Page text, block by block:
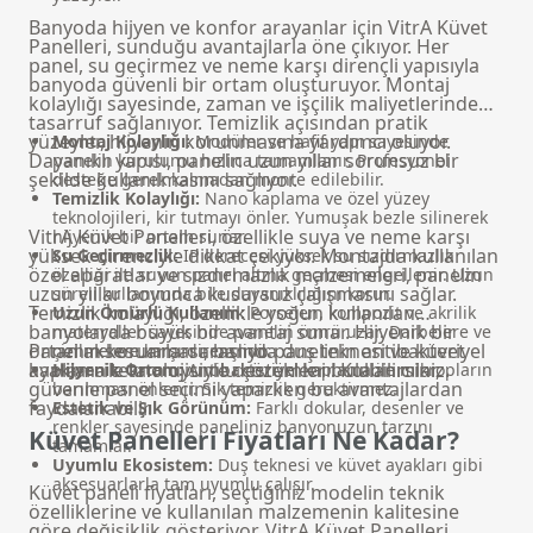
Banyoda hijyen ve konfor arayanlar için VitrA Küvet
Panelleri, sunduğu avantajlarla öne çıkıyor. Her
panel, su geçirmez ve neme karşı dirençli yapısıyla
banyoda güvenli bir ortam oluşturuyor. Montaj
kolaylığı sayesinde, zaman ve işçilik maliyetlerinde
tasarruf sağlanıyor. Temizlik açısından pratik
yüzeyler, hijyenin korunmasına yardımcı oluyor.
Dayanıklı yapısı, panelin uzun yıllar sorunsuz bir
şekilde kullanılmasını sağlıyor.
Montaj Kolaylığı:Modüler ve hafif yapı sayesinde
panelin kurulumu hızlıca tamamlanır. Profesyonel
desteğe gerek kalmadan monte edilebilir.
Temizlik Kolaylığı: Nano kaplama ve özel yüzey
teknolojileri, kir tutmayı önler. Yumuşak bezle silinerek
hijyenik bir ortam sunar.
Su Geçirmezlik:IP derecesi yüksek su sızdırmazlık
özelliği ile suyun panel altına geçmesi engellenir. Uzun
süreli kullanımda bile dayanıklılığını korur.
Uzun Ömürlü Kullanım:Porselen, kompozit ve akrilik
materyaller sayesinde panelin ömrü uzar. Darbelere ve
çizilmelere karşı dirençlidir.
Hijyenik Ortam:Antibakteriyel kaplama ile mikropların
barınması önlenir. Sık temizlik gerektirmez.
Estetik ve Şık Görünüm: Farklı dokular, desenler ve
renkler sayesinde paneliniz banyonuzun tarzını
tamamlar.
Uyumlu Ekosistem: Duş teknesi ve küvet ayakları gibi
aksesuarlarla tam uyumlu çalışır.
VitrA Küvet Panelleri, özellikle suya ve neme karşı
yüksek direnciyle dikkat çekiyor. Montajda kullanılan
özel aparatlar ve sızdırmazlık malzemeleri, panelin
uzun yıllar boyunca kusursuz çalışmasını sağlar.
Temizlik kolaylığı, özellikle yoğun kullanılan
banyolarda büyük bir avantaj sunar. Hijyenik bir
ortamın korunması, banyo panelinin antibakteriyel
kaplama teknolojisiyle desteklenir. Kullanıcılar,
güvenle panel seçimi yaparken bu avantajlardan
faydalanabilir.
Panel aksesuarları arasındaduş teknesi ve küvet
ayaklarıile tam uyumlu çözümler bulabilirsiniz.
Küvet Panelleri Fiyatları Ne Kadar?
Küvet paneli fiyatları, seçtiğiniz modelin teknik
özelliklerine ve kullanılan malzemenin kalitesine